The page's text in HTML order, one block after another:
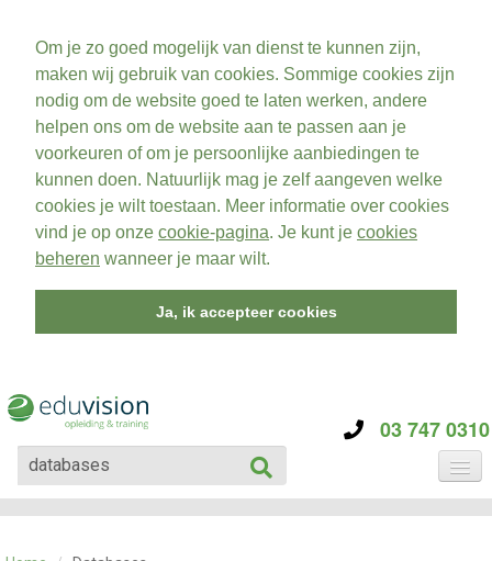
Om je zo goed mogelijk van dienst te kunnen zijn,
maken wij gebruik van cookies. Sommige cookies zijn
nodig om de website goed te laten werken, andere
helpen ons om de website aan te passen aan je
voorkeuren of om je persoonlijke aanbiedingen te
kunnen doen. Natuurlijk mag je zelf aangeven welke
cookies je wilt toestaan. Meer informatie over cookies
vind je op onze cookie-pagina. Je kunt je cookies
beheren wanneer je maar wilt.
Ja, ik accepteer cookies
03 747 0310
CATEGORIE